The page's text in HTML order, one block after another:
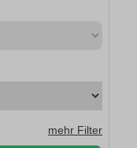
mehr Filter